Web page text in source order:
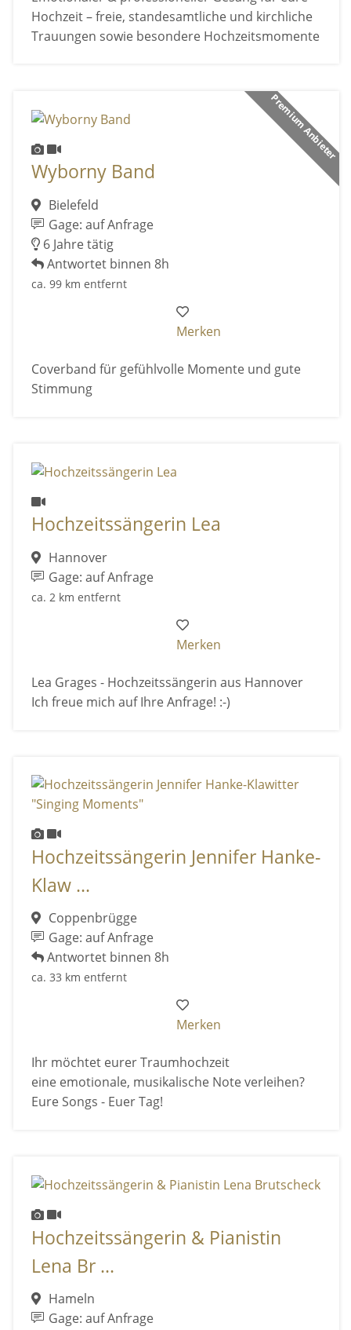
Hochzeit – freie, standesamtliche und kirchliche
Trauungen sowie besondere Hochzeitsmomente
Premium Anbieter
Wyborny Band
Bielefeld
Gage: auf Anfrage
6 Jahre tätig
Antwortet binnen 8h
ca. 99 km entfernt
Merken
Coverband für gefühlvolle Momente und gute
Stimmung
Hochzeitssängerin Lea
Hannover
Gage: auf Anfrage
ca. 2 km entfernt
Merken
Lea Grages - Hochzeitssängerin aus Hannover
Ich freue mich auf Ihre Anfrage! :-)
Hochzeitssängerin Jennifer Hanke-
Klaw ...
Coppenbrügge
Gage: auf Anfrage
Antwortet binnen 8h
ca. 33 km entfernt
Merken
Ihr möchtet eurer Traumhochzeit
eine emotionale, musikalische Note verleihen?
Eure Songs - Euer Tag!
Hochzeitssängerin & Pianistin
Lena Br ...
Hameln
Gage: auf Anfrage